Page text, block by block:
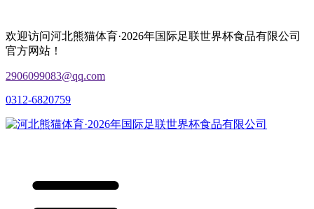
欢迎访问河北熊猫体育·2026年国际足联世界杯食品有限公司
官方网站！
2906099083@qq.com
0312-6820759